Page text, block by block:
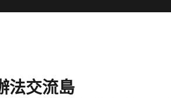
法交流島